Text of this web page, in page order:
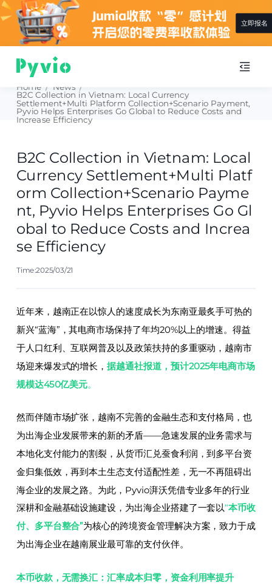
立即报名
Home / News /
B2C Collection in Vietnam: Local Currency
Settlement+Multi Platform Collection+Scenario Payment,
Pyvio Helps Enterprises Go Global to Reduce Costs and
Increase Efficiency
B2C Collection in Vietnam: Local
Currency Settlement+Multi Platf
orm Collection+Scenario Payme
nt, Pyvio Helps Enterprises Go Gl
obal to Reduce Costs and Increa
se Efficiency
Time:2025/03/21
近年来，越南正在以惊人的速度成长为东南亚最炙手可热的
新兴“蓝海”，其电商市场保持了年均20%以上的增速。得益
于人口红利、互联网普及以及政策扶持的多重驱动，越南市
场迎来爆发式的增长，据越通社报道，预计2025年电商市场
规模达450亿美元。
然而伴随市场扩张，越南不完善的金融生态和支付格局，也
为出海企业发展带来的新的矛盾——急速发展的业务需求与
本地化支付能力的割裂，从货币汇兑蚕食利润，到多平台资
金归集低效，再到本土生态支付适配性差，无一不再阻碍出
海企业的发展之路。为此，Pyvio湃沃凭借专业多年的行业
深耕和金融基础设施建设，为出海企业搭建了一套以“本币收
付、多平台整合”为核心的跨境资金管理解决方案，致力于成
为出海企业在越南展业最可靠的支付伙伴。
本币收款，无需换汇：汇率成本归零，资金利用率提升